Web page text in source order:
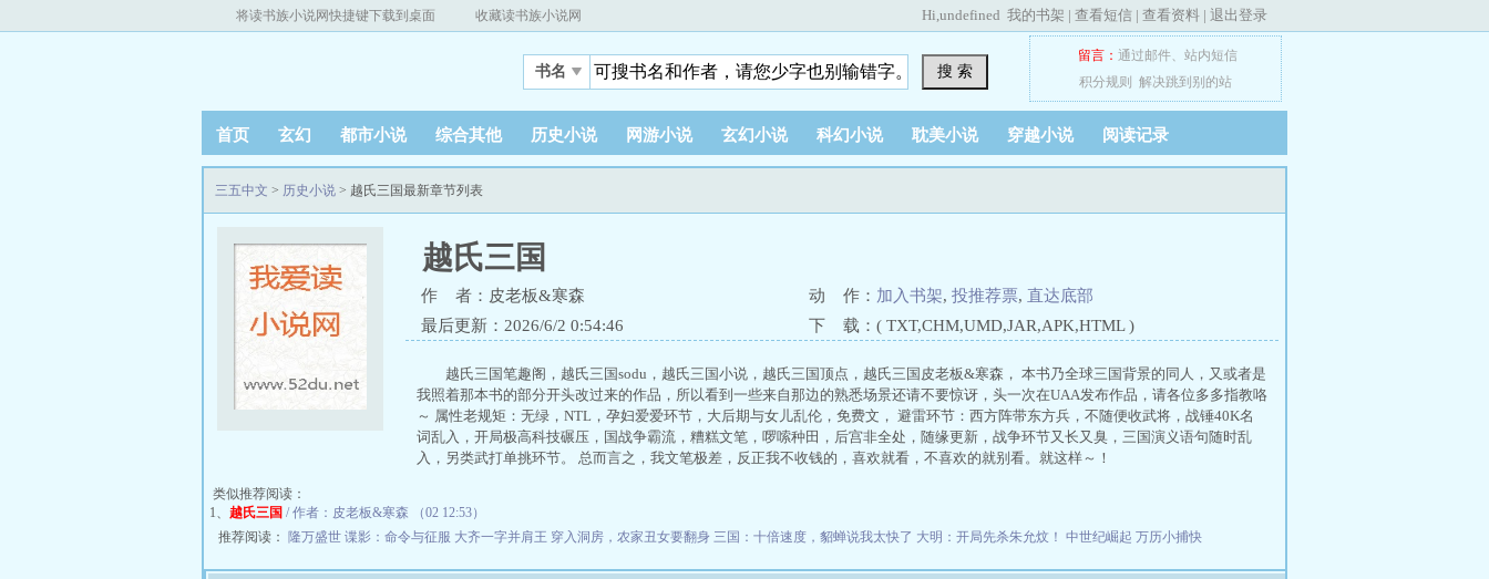
将读书族小说网快捷键下载到桌面 收藏读书族小说网 Hi,undefined 我的书架 | 查看短信 | 查看资料 | 退出登录
书名 搜 索
留言： 通过邮件、 站内短信
积分规则
解决跳到别的站
首页 玄幻 都市小说 综合其他 历史小说 网游小说 玄幻小说 科幻小说 耽美小说 穿越小说 阅读记录
三五中文 > 历史小说 > 越氏三国最新章节列表
越氏三国
作 者：皮老板&寒森 动 作： 加入书架, 投推荐票, 直达底部
最后更新：2026/6/2 0:54:46
下 载：( TXT,CHM,UMD,JAR,APK,HTML )
越氏三国笔趣阁，越氏三国sodu，越氏三国小说，越氏三国顶点，越氏三国皮老板&寒森， 本书乃全球三国背景的同人，又或者是
我照着那本书的部分开头改过来的作品，所以看到一些来自那边的熟悉场景还请不要惊讶，头一次在UAA发布作品，请各位多多指教咯
～ 属性老规矩：无绿，NTL，孕妇爱爱环节，大后期与女儿乱伦，免费文， 避雷环节：西方阵带东方兵，不随便收武将，战锤40K名
词乱入，开局极高科技碾压，国战争霸流，糟糕文笔，啰嗦种田，后宫非全处，随缘更新，战争环节又长又臭，三国演义语句随时乱
入，另类武打单挑环节。 总而言之，我文笔极差，反正我不收钱的，喜欢就看，不喜欢的就别看。就这样～！
类似推荐阅读：
1、 越氏三国 / 作者：皮老板&寒森 （02 12:53）
推荐阅读： 隆万盛世 谍影：命令与征服 大齐一字并肩王 穿入洞房，农家丑女要翻身 三国：十倍速度，貂蝉说我太快了 大明：开局先杀朱允炆！ 中世纪崛起 万历小捕快